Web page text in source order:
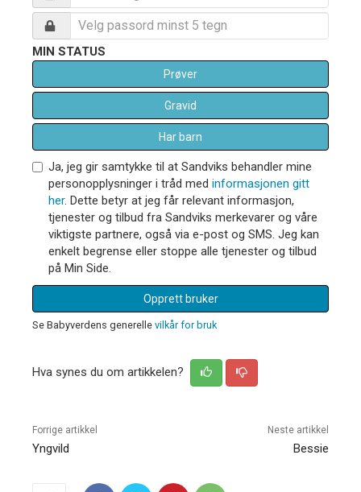
MIN STATUS
Prøver
Gravid
Har barn
Ja, jeg gir samtykke til at Sandviks behandler mine
personopplysninger i tråd med informasjonen gitt
her. Dette betyr at jeg får relevant informasjon,
tjenester og tilbud fra Sandviks merkevarer og våre
viktigste partnere, også via e-post og SMS. Jeg kan
enkelt begrense eller stoppe alle tjenester og tilbud
på Min Side.
Opprett bruker
Se Babyverdens generelle vilkår for bruk
Hva synes du om artikkelen?
Forrige artikkel
Yngvild
Neste artikkel
Bessie